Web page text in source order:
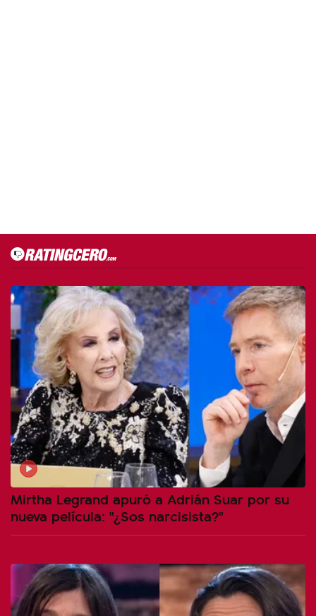
Mirtha Legrand apuró a Adrián Suar por su
nueva película: "¿Sos narcisista?"